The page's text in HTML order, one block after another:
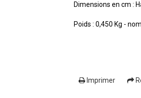
Dimensions en cm :
Poids : 0,450 Kg -
Imprimer